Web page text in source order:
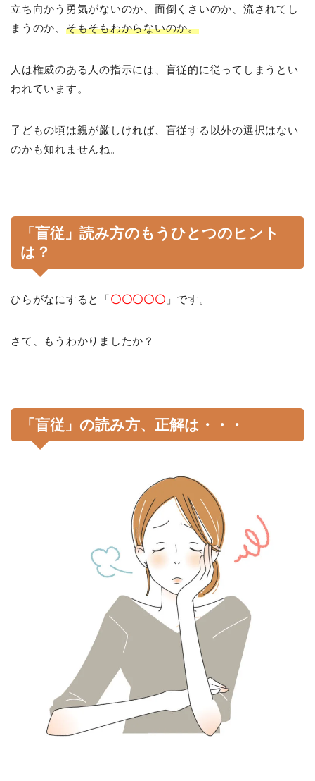
立ち向かう勇気がないのか、面倒くさいのか、流されてし
まうのか、 そもそもわからないのか。
人は権威のある人の指示には、盲従的に従ってしまうとい
われています。
子どもの頃は親が厳しければ、盲従する以外の選択はない
のかも知れませんね。
「盲従」読み方のもうひとつのヒント
は？
ひらがなにすると「〇〇〇〇〇 」です。
さて、もうわかりましたか？
「盲従」の読み方、正解は・・・